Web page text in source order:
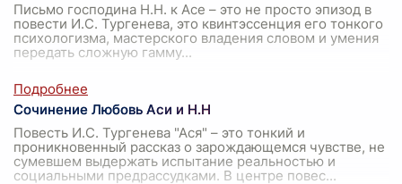
Письмо господина Н.Н. к Асе – это не просто эпизод в
повести И.С. Тургенева, это квинтэссенция его тонкого
психологизма, мастерского владения словом и умения
передать сложную гамму...
Сочинение Любовь Аси и Н.Н
Повесть И.С. Тургенева "Ася" – это тонкий и
проникновенный рассказ о зарождающемся чувстве, не
сумевшем выдержать испытание реальностью и
социальными предрассудками. В центре повес...